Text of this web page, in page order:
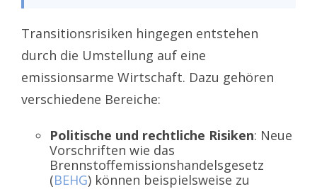
Transitionsrisiken hingegen entstehen
durch die Umstellung auf eine
emissionsarme Wirtschaft. Dazu gehören
verschiedene Bereiche:
Politische und rechtliche Risiken: Neue
Vorschriften wie das
Brennstoffemissionshandelsgesetz
(BEHG) können beispielsweise zu